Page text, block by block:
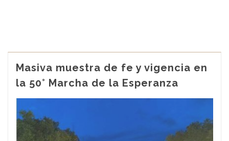
Masiva muestra de fe y vigencia en
la 50° Marcha de la Esperanza